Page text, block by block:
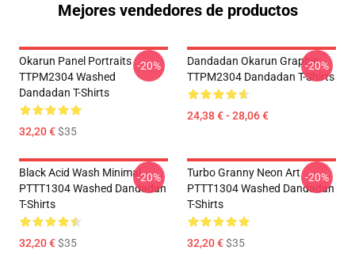
Mejores vendedores de productos
Okarun Panel Portraits
TTPM2304 Washed
Dandadan T-Shirts
32,20 €$35
-20%
Dandadan Okarun Graphic
TTPM2304 Dandadan T-Shirts
24,38 € - 28,06 €
-20%
Black Acid Wash Minimal
PTTT1304 Washed Dandadan
T-Shirts
32,20 €$35
-20%
Turbo Granny Neon Art
PTTT1304 Washed Dandadan
T-Shirts
32,20 €$35
-20%